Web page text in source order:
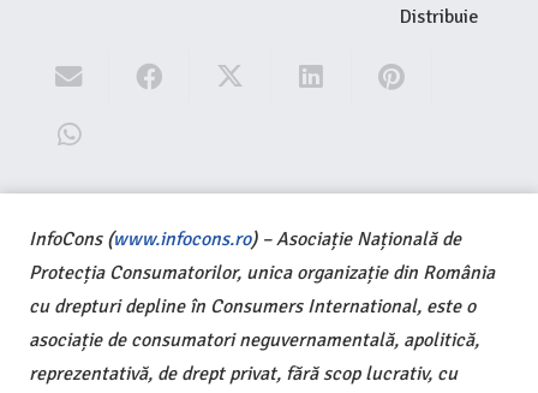
Distribuie
InfoCons (www.infocons.ro) – Asociație Națională de
Protecția Consumatorilor, unica organizație din România
cu drepturi depline în Consumers International, este o
asociație de consumatori neguvernamentală, apolitică,
reprezentativă, de drept privat, fără scop lucrativ, cu